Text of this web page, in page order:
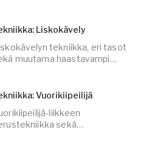
Liskokävely
tekniikka, eri tasot
muutama haastavampi
Vuorikiipeilijä
liikkeen
sekä